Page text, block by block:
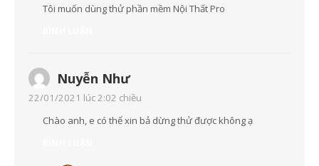
Tôi muốn dùng thử phần mềm Nội Thất Pro
Nuyễn Như
22/01/2021 lúc 2:02 chiều
Chào anh, e có thể xin bả dừng thử được không ạ